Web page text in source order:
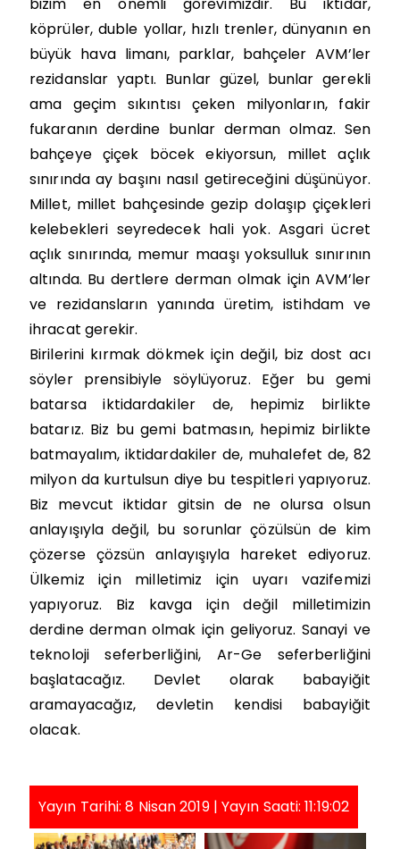
bizim en önemli görevimizdir. Bu iktidar,
köprüler, duble yollar, hızlı trenler, dünyanın en
büyük hava limanı, parklar, bahçeler AVM’ler
rezidanslar yaptı. Bunlar güzel, bunlar gerekli
ama geçim sıkıntısı çeken milyonların, fakir
fukaranın derdine bunlar derman olmaz. Sen
bahçeye çiçek böcek ekiyorsun, millet açlık
sınırında ay başını nasıl getireceğini düşünüyor.
Millet, millet bahçesinde gezip dolaşıp çiçekleri
kelebekleri seyredecek hali yok. Asgari ücret
açlık sınırında, memur maaşı yoksulluk sınırının
altında. Bu dertlere derman olmak için AVM’ler
ve rezidansların yanında üretim, istihdam ve
ihracat gerekir.
Birilerini kırmak dökmek için değil, biz dost acı
söyler prensibiyle söylüyoruz. Eğer bu gemi
batarsa iktidardakiler de, hepimiz birlikte
batarız. Biz bu gemi batmasın, hepimiz birlikte
batmayalım, iktidardakiler de, muhalefet de, 82
milyon da kurtulsun diye bu tespitleri yapıyoruz.
Biz mevcut iktidar gitsin de ne olursa olsun
anlayışıyla değil, bu sorunlar çözülsün de kim
çözerse çözsün anlayışıyla hareket ediyoruz.
Ülkemiz için milletimiz için uyarı vazifemizi
yapıyoruz. Biz kavga için değil milletimizin
derdine derman olmak için geliyoruz. Sanayi ve
teknoloji seferberliğini, Ar-Ge seferberliğini
başlatacağız. Devlet olarak babayiğit
aramayacağız, devletin kendisi babayiğit
olacak.
Yayın Tarihi: 8 Nisan 2019 | Yayın Saati: 11:19:02